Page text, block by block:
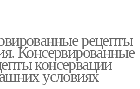
рецепты
Консервированные
консервации
условиях